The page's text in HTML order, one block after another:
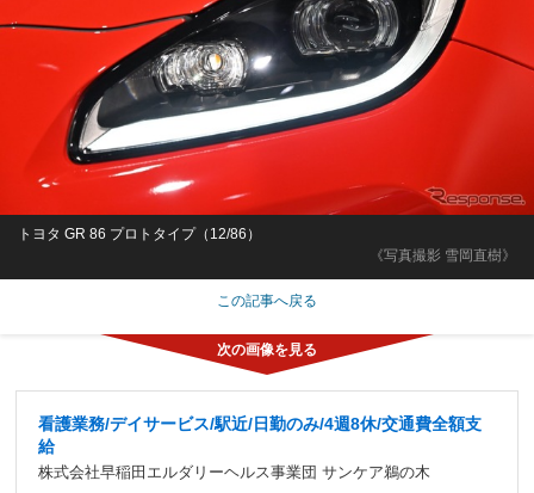
《写真撮影 雪岡直樹》
トヨタ GR 86 プロトタイプ（12/86）
この記事へ戻る
看護業務/デイサービス/駅近/日勤のみ/4週8休/交通費全額支
給
株式会社早稲田エルダリーヘルス事業団 サンケア鵜の木